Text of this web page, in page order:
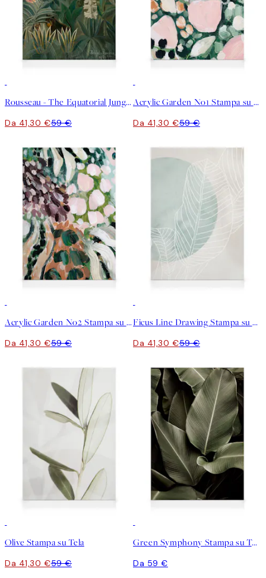
Rousseau - The Equatorial Jungle Stampa su Tela
Da 41,30 €59 €
Acrylic Garden No1 Stampa su Tela
Da 41,30 €59 €
Acrylic Garden No2 Stampa su Tela
Da 41,30 €59 €
Ficus Line Drawing Stampa su Tela
Da 41,30 €59 €
Olive Stampa su Tela
Da 41,30 €59 €
Green Symphony Stampa su Tela
Da 59 €